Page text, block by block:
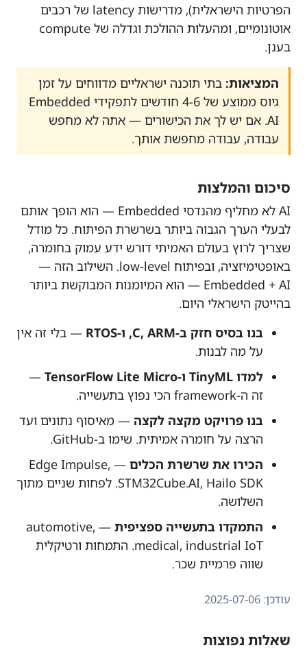
הפרטיות הישראלית), מדרישות latency של רכבים
אוטונומיים, ומהעלות ההולכת וגדלה של compute
בענן.
המציאות: בתי תוכנה ישראליים מדווחים על זמן
גיוס ממוצע של 4-6 חודשים לתפקידי Embedded
AI. אם יש לך את הכישורים — אתה לא מחפש
עבודה, עבודה מחפשת אותך.
סיכום והמלצות
AI לא מחליף מהנדסי Embedded — הוא הופך אותם
לבעלי הערך הגבוה ביותר בשרשרת הפיתוח. כל מודל
שצריך לרוץ בעולם האמיתי דורש ידע עמוק בחומרה,
באופטימיזציה, ובפיתוח low-level. השילוב הזה —
Embedded + AI — הוא המיומנות המבוקשת ביותר
בהייטק הישראלי היום.
בנו בסיס חזק ב-C, ARM, ו-RTOS
— בלי זה אין
על מה לבנות.
למדו TinyML ו-TensorFlow Lite Micro
—
זה ה-framework הכי נפוץ בתעשייה.
בנו פרויקט מקצה לקצה — מאיסוף נתונים ועד
הרצה על חומרה אמיתית. שימו ב-GitHub.
הכירו את שרשרת הכלים
— Edge Impulse,
STM32Cube.AI, Hailo SDK. לפחות שניים מתוך
השלושה.
התמקדו בתעשייה ספציפית
— automotive,
medical, industrial IoT. התמחות ורטיקלית
שווה פרמיית שכר.
עודכן: 2025-07-06
שאלות נפוצות